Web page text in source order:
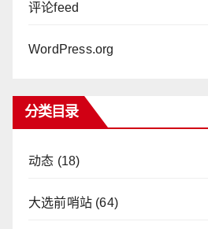
评论feed
WordPress.org
分类目录
动态 (18)
大选前哨站 (64)